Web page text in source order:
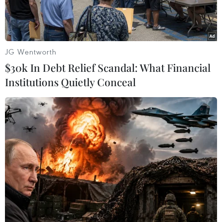
Học sinh tới lớp học sau khi trường học mở cửa trở lại tại New
York , Mỹ. (Ảnh: AFP/TTXVN)
Theo trang thống kê worldometers.info, tính
đến 22 giờ ngày 18/2 (giờ Việt Nam), toàn thế
giới đã ghi nhận 110.540.408 ca nhiễm virus
JG Wentworth
$30k In Debt Relief Scandal: What Financial
Institutions Quietly Conceal